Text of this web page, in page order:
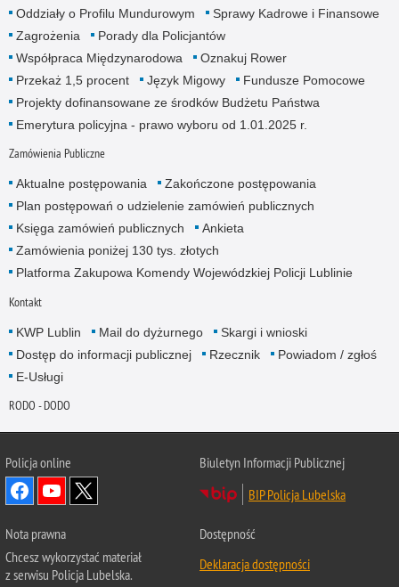
Oddziały o Profilu Mundurowym
Sprawy Kadrowe i Finansowe
Zagrożenia
Porady dla Policjantów
Współpraca Międzynarodowa
Oznakuj Rower
Przekaż 1,5 procent
Język Migowy
Fundusze Pomocowe
Projekty dofinansowane ze środków Budżetu Państwa
Emerytura policyjna - prawo wyboru od 1.01.2025 r.
Zamówienia Publiczne
Aktualne postępowania
Zakończone postępowania
Plan postępowań o udzielenie zamówień publicznych
Księga zamówień publicznych
Ankieta
Zamówienia poniżej 130 tys. złotych
Platforma Zakupowa Komendy Wojewódzkiej Policji Lublinie
Kontakt
KWP Lublin Mail do dyżurnego
Skargi i wnioski
Dostęp do informacji publicznej
Rzecznik
Powiadom / zgłoś
E-Usługi
RODO - DODO
Policja online
Biuletyn Informacji Publicznej
BIP Policja Lubelska
Nota prawna
Chcesz wykorzystać materiał
z serwisu Policja Lubelska.
Dostępność
Deklaracja dostępności